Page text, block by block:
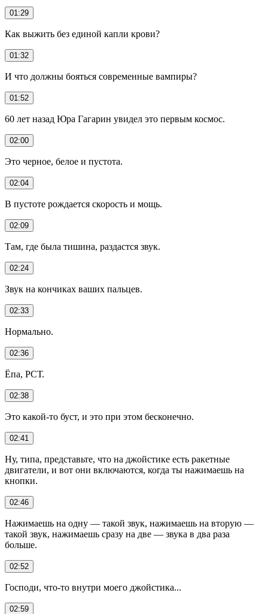
01:29
Как выжить без единой капли крови?
01:32
И что должны бояться современные вампиры?
01:52
60 лет назад Юра Гагарин увидел это первым космос.
02:00
Это черное, белое и пустота.
02:04
В пустоте рождается скорость и мощь.
02:09
Там, где была тишина, раздастся звук.
02:24
Звук на кончиках ваших пальцев.
02:33
Нормально.
02:36
Ёпа, РСТ.
02:38
Это какой-то буст, и это при этом бесконечно.
02:41
Ну, типа, представьте, что на джойстике есть ракетные
двигатели, и вот они включаются, когда ты нажимаешь на
кнопки.
02:46
Нажимаешь на одну — такой звук, нажимаешь на вторую —
такой звук, нажимаешь сразу на две — звука в два раза
больше.
02:52
Господи, что-то внутри моего джойстика...
02:59